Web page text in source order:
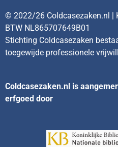
© 2022/26 Coldcasezaken.nl |
BTW NL865707649B01
Stichting Coldcasezaken
toegewijde professionele
Coldcasezaken.nl is
erfgoed door